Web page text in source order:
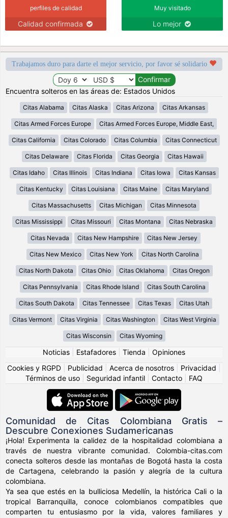
perfiles de calidad
Calidad confirmada
Muy visitado
Lo mejor
Trabajamos duro para darte el mejor servicio, por favor sé solidario
Encuentra solteros en las áreas de: Estados Unidos
Citas Alabama Citas Alaska Citas Arizona Citas Arkansas
Citas Armed Forces Europe Citas Armed Forces Europe, Middle East,
Citas California Citas Colorado Citas Columbia Citas Connecticut
Citas Delaware Citas Florida Citas Georgia Citas Hawaii
Citas Idaho Citas Illinois Citas Indiana Citas Iowa Citas Kansas
Citas Kentucky Citas Louisiana Citas Maine Citas Maryland
Citas Massachusetts Citas Michigan Citas Minnesota
Citas Mississippi Citas Missouri Citas Montana Citas Nebraska
Citas Nevada Citas New Hampshire Citas New Jersey
Citas New Mexico Citas New York Citas North Carolina
Citas North Dakota Citas Ohio Citas Oklahoma Citas Oregon
Citas Pennsylvania Citas Rhode Island Citas South Carolina
Citas South Dakota Citas Tennessee Citas Texas Citas Utah
Citas Vermont Citas Virginia Citas Washington Citas West Virginia
Citas Wisconsin Citas Wyoming
Noticias Estafadores Tienda
Opiniones
Cookies y RGPD
Publicidad Acerca de nosotros Privacidad
Términos de uso
Seguridad infantil Contacto FAQ
Comunidad de Citas Colombiana Gratis –
Descubre Conexiones Sudamericanas
¡Hola! Experimenta la calidez de la hospitalidad colombiana a
través de nuestra vibrante comunidad. Colombia-citas.com
conecta solteros desde las montañas de Bogotá hasta la costa
de Cartagena, celebrando la pasión y alegría de la cultura
colombiana.
Ya sea que estés en la bulliciosa Medellín, la histórica Cali o la
tropical Barranquilla, conoce colombianos compatibles que
comparten tu entusiasmo por la vida, valores familiares y